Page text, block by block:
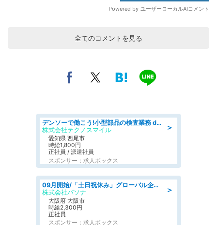
全てのコメントを見る
＞
デンソーで働こう!小型部品の検査業務 denso aichi
株式会社テクノスマイル
愛知県 西尾市
時給1,800円
正社員 / 派遣社員
スポンサー：求人ボックス
＞
09月開始/「土日祝休み」グローバル企業での産業保健のお仕事/保健師/高時給/残業なし/服装自由
株式会社パソナ
大阪府 大阪市
時給2,300円
正社員
スポンサー：求人ボックス